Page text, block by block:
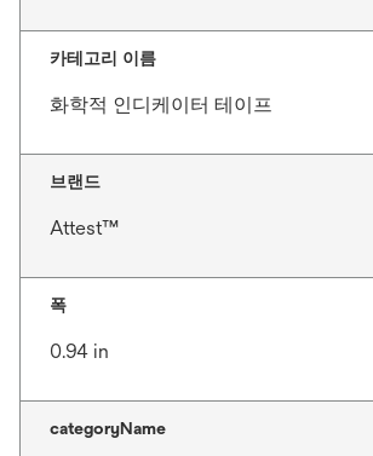
카테고리 이름
화학적 인디케이터 테이프
브랜드
Attest™
폭
0.94 in
categoryName